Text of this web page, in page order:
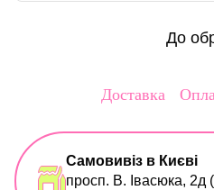
До
Доставка
Самовивіз в Києві
просп. В. Івасюка,